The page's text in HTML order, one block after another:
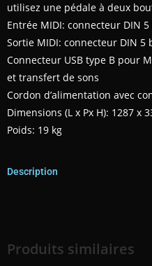
utilisez une pédale à deux
Entrée MIDI: connecteur DIN
Sortie MIDI: connecteur DIN 5
Connecteur USB type B pour
et transfert de sons
Cordon d’alimentation avec
Dimensions (L x Px H): 1287 x
Poids: 19 kg
Description
Produits similaires